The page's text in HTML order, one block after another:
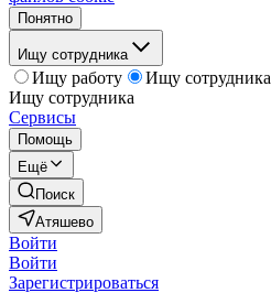
Понятно
Ищу сотрудника
Ищу работу
Ищу сотрудника
Ищу сотрудника
Сервисы
Помощь
Ещё
Поиск
Атяшево
Войти
Войти
Зарегистрироваться